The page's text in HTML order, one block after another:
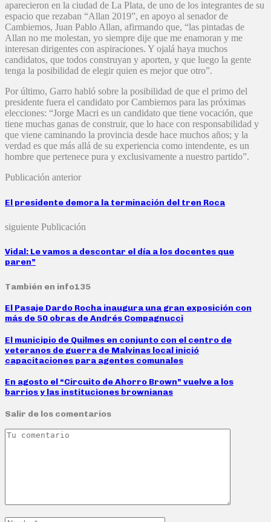
aparecieron en la ciudad de La Plata, de uno de los integrantes de su
espacio que rezaban “Allan 2019”, en apoyo al senador de
Cambiemos, Juan Pablo Allan, afirmando que, “las pintadas de
Allan no me molestan, yo siempre dije que me enamoran y me
interesan dirigentes con aspiraciones. Y ojalá haya muchos
candidatos, que todos construyan y aporten, y que luego la gente
tenga la posibilidad de elegir quien es mejor que otro”.
Por último, Garro habló sobre la posibilidad de que el primo del
presidente fuera el candidato por Cambiemos para las próximas
elecciones: “Jorge Macri es un candidato que tiene vocación, que
tiene muchas ganas de construir, que lo hace con responsabilidad y
que viene caminando la provincia desde hace muchos años; y la
verdad es que más allá de su experiencia como intendente, es un
hombre que pertenece pura y exclusivamente a nuestro partido”.
Publicación anterior
El presidente demora la terminación del tren Roca
siguiente Publicación
Vidal: Le vamos a descontar el día a los docentes que
paren”
También en info135
El Pasaje Dardo Rocha inaugura una gran exposición con
más de 50 obras de Andrés Compagnucci
El municipio de Quilmes en conjunto con el centro de
veteranos de guerra de Malvinas local inició
capacitaciones para agentes comunales
En agosto el “Circuito de Ahorro Brown” vuelve a los
barrios y las instituciones brownianas
Salir de los comentarios